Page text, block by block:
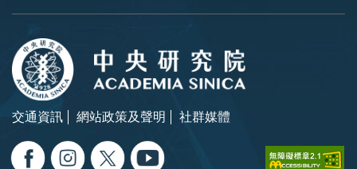
交通資訊 網站政策及聲明 社群媒體